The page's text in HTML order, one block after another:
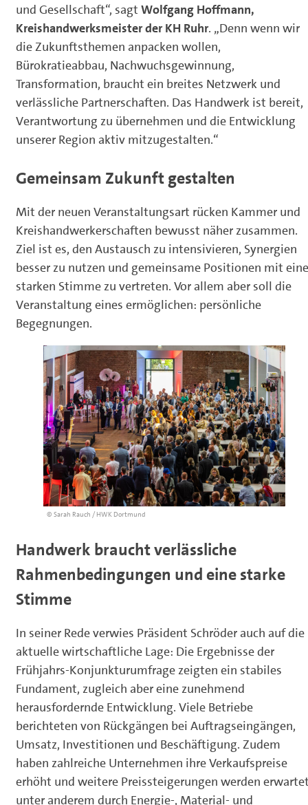
und Gesellschaft“, sagt Wolfgang Hoffmann,
Kreishandwerksmeister der KH Ruhr. „Denn wenn wir
die Zukunftsthemen anpacken wollen,
Bürokratieabbau, Nachwuchsgewinnung,
Transformation, braucht ein breites Netzwerk und
verlässliche Partnerschaften. Das Handwerk ist bereit,
Verantwortung zu übernehmen und die Entwicklung
unserer Region aktiv mitzugestalten.“
Gemeinsam Zukunft gestalten
Mit der neuen Veranstaltungsart rücken Kammer und
Kreishandwerkerschaften bewusst näher zusammen.
Ziel ist es, den Austausch zu intensivieren, Synergien
besser zu nutzen und gemeinsame Positionen mit
starken Stimme zu vertreten. Vor allem aber soll die
Veranstaltung eines ermöglichen: persönliche
Begegnungen.
© Sarah Rauch / HWK Dortmund
Handwerk braucht verlässliche
Rahmenbedingungen und eine starke
Stimme
In seiner Rede verwies Präsident Schröder auch auf die
aktuelle wirtschaftliche Lage: Die Ergebnisse der
Frühjahrs-Konjunkturumfrage zeigten ein stabiles
Fundament, zugleich aber eine zunehmend
herausfordernde Entwicklung. Viele Betriebe
berichteten von Rückgängen bei Auftragseingängen,
Umsatz, Investitionen und Beschäftigung. Zudem
haben zahlreiche Unternehmen ihre Verkaufspreise
erhöht und weitere Preissteigerungen werden
unter anderem durch Energie-, Material- und